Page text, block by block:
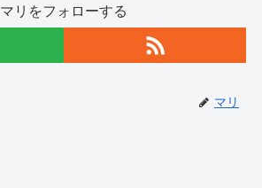
マリをフォローする
マリ